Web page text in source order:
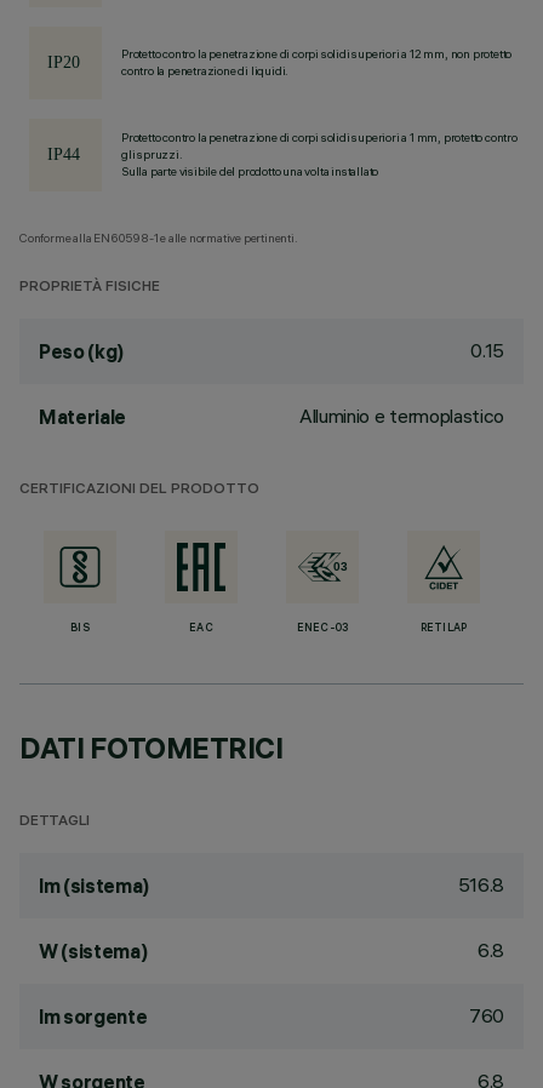
Protetto contro la penetrazione di corpi solidi superiori a 12 mm, non protetto
contro la penetrazione di liquidi.
Protetto contro la penetrazione di corpi solidi superiori a 1 mm, protetto contro
gli spruzzi.
Sulla parte visibile del prodotto una volta installato
Conforme alla EN60598-1 e alle normative pertinenti.
PROPRIETÀ FISICHE
Peso (kg) 0.15
Materiale Alluminio e termoplastico
CERTIFICAZIONI DEL PRODOTTO
BIS EAC ENEC-03 RETILAP
DATI FOTOMETRICI
DETTAGLI
lm (sistema) 516.8
W (sistema) 6.8
lm sorgente 760
W sorgente 6.8